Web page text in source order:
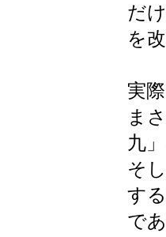
だ
を
実
ま
九
そ
す
で